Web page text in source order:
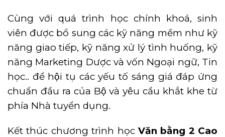
Cùng với quá trình học chính khoá, sinh
viên được bổ sung các kỹ năng mềm như kỹ
năng giao tiếp, kỹ năng xử lý tình huống, kỹ
năng Marketing Dược và vốn Ngoại ngữ, Tin
học.. để hội tụ các yếu tố sáng giá đáp ứng
chuẩn đầu ra của Bộ và yêu cầu khắt khe từ
phía Nhà tuyển dụng.
Kết thúc chương trình học Văn bằng 2 Cao